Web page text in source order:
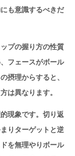
も意識するべきだ
プの握り方の性質
フェースがボール
摂理からすると、
は異なります。
現象です。切り返
りターゲットと逆
を無理やりボール